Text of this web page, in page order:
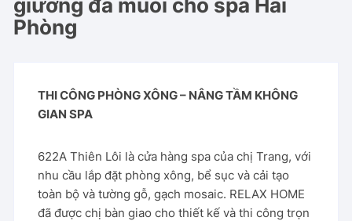
giường đá muối cho spa Hải
Phòng
THI CÔNG PHÒNG XÔNG – NÂNG TẦM KHÔNG
GIAN SPA
622A Thiên Lôi là cửa hàng spa của chị Trang, với
nhu cầu lắp đặt phòng xông, bể sục và cải tạo
toàn bộ và tường gỗ, gạch mosaic. RELAX HOME
đã được chị bàn giao cho thiết kế và thi công trọn